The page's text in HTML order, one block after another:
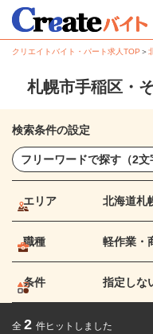
クリエイトバイト・パート求人TOP ＞
札幌市手稲区・
検索条件の設定
エリア 北海道札
職種 軽作業・
条件 指定しな
全 2 件ヒットしました